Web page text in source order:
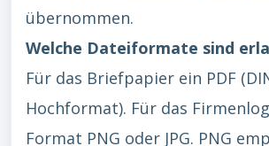
übernommen.
Welche Dateiformate sind
Für das Briefpapier ein PDF
Hochformat). Für das
Format PNG oder JPG. PNG